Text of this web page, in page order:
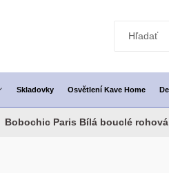
Skladovky Osvětlení Kave Home
Bobochic Paris Bílá bouclé